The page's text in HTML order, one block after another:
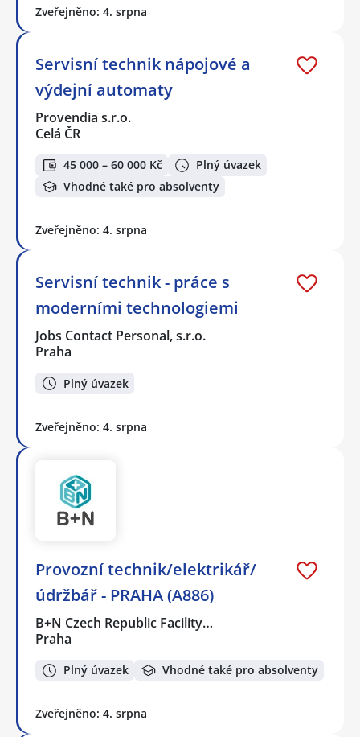
Zveřejněno: 4. srpna
Servisní technik nápojové a
výdejní automaty
Provendia s.r.o.
Celá ČR
45 000 – 60 000 Kč
Plný úvazek
Vhodné také pro absolventy
Zveřejněno: 4. srpna
Servisní technik - práce s
moderními technologiemi
Jobs Contact Personal, s.r.o.
Praha
Plný úvazek
Zveřejněno: 4. srpna
Provozní technik/elektrikář/
údržbář - PRAHA (A886)
B+N Czech Republic Facility…
Praha
Plný úvazek Vhodné také pro absolventy
Zveřejněno: 4. srpna